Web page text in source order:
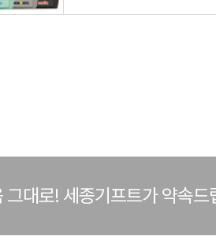
그대로! 세종기프트가 약속드